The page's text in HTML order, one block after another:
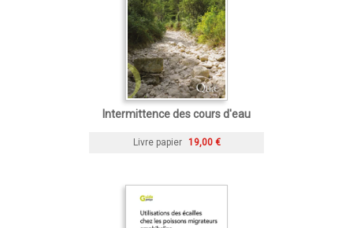
Intermittence des cours d'eau
Livre papier 19,00 €